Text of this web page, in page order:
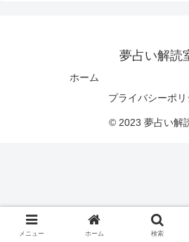
夢占い解読
ホーム
プライバシーポリ
© 2023 夢占い解
メニュー ホーム 検索